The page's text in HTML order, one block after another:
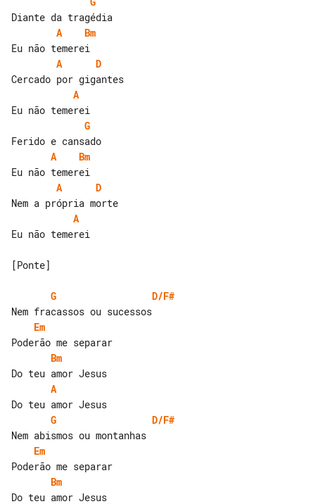
A
Bm
A
D
A
G
A
Bm
A
D
A
Eu não temerei
[Ponte]
G
D/F#
Em
Bm
A
G
D/F#
Em
Bm